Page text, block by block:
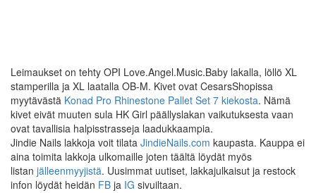
Leimaukset on tehty OPI Love.Angel.Music.Baby lakalla, löllö XL
stamperilla ja XL laatalla OB-M. Kivet ovat CesarsShopissa
myytävästä Konad Pro Rhinestone Pallet Set 7 kiekosta. Nämä
kivet eivät muuten sula HK Girl päällyslakan vaikutuksesta vaan
ovat tavallisia halpisstrasseja laadukkaampia.
Jindie Nails lakkoja voit tilata JindieNails.com kaupasta. Kauppa ei
aina toimita lakkoja ulkomaille joten täältä löydät myös
listan jälleenmyyjistä. Uusimmat uutiset, lakkajulkaisut ja restock
infon löydät heidän FB ja IG sivuiltaan.